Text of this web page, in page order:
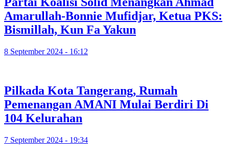
Amarullah-Bonnie Mufidjar, Ketua PKS:
Bismillah, Kun Fa Yakun
8 September 2024 - 16:12
Pilkada Kota Tangerang, Rumah
Pemenangan AMANI Mulai Berdiri Di
104 Kelurahan
7 September 2024 - 19:34